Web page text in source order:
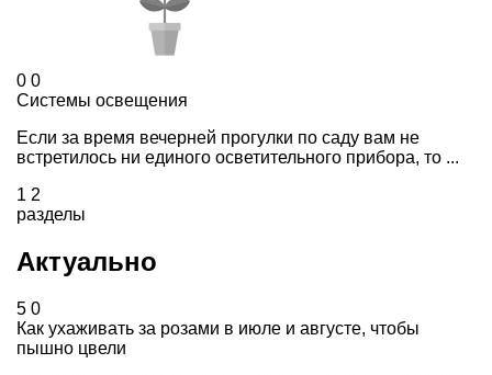
0 0
Системы освещения
Если за время вечерней прогулки по саду вам не
встретилось ни единого осветительного прибора, то ...
1 2
разделы
Актуально
5 0
Как ухаживать за розами в июле и августе, чтобы
пышно цвели